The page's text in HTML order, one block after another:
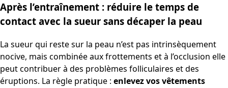
Après l’entraînement : réduire le temps de
contact avec la sueur sans décaper la peau
La sueur qui reste sur la peau n’est pas intrinsèquement
nocive, mais combinée aux frottements et à l’occlusion elle
peut contribuer à des problèmes folliculaires et des
éruptions. La règle pratique : enlevez vos vêtements